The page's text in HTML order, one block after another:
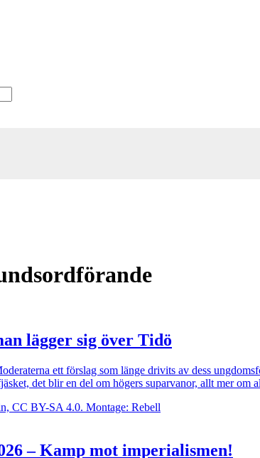
lägger sig över Tidö
ett förslag som länge drivits av dess
det blir en del om högers suparvanor, allt mer om
– Kamp mot imperialismen!